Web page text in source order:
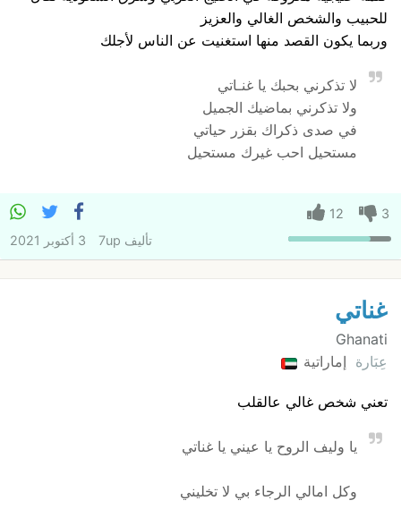
للحبيب والشخص الغالي والعزيز
وربما يكون القصد منها استغنيت عن الناس لأجلك
لا تذكرني بحبك يا غنـاتي
ولا تذكرني بماضيك الجميل
في صدى ذكراك بقزر حياتي
مستحيل احب غيرك مستحيل
3
12
تأليف 7up 3 أكتوبر 2021
غناتي
Ghanati
عِبَارة إماراتية
تعني شخص غالي عالقلب
يا وليف الروح يا عيني يا غناتي
وكل امالي الرجاء بي لا تخليني